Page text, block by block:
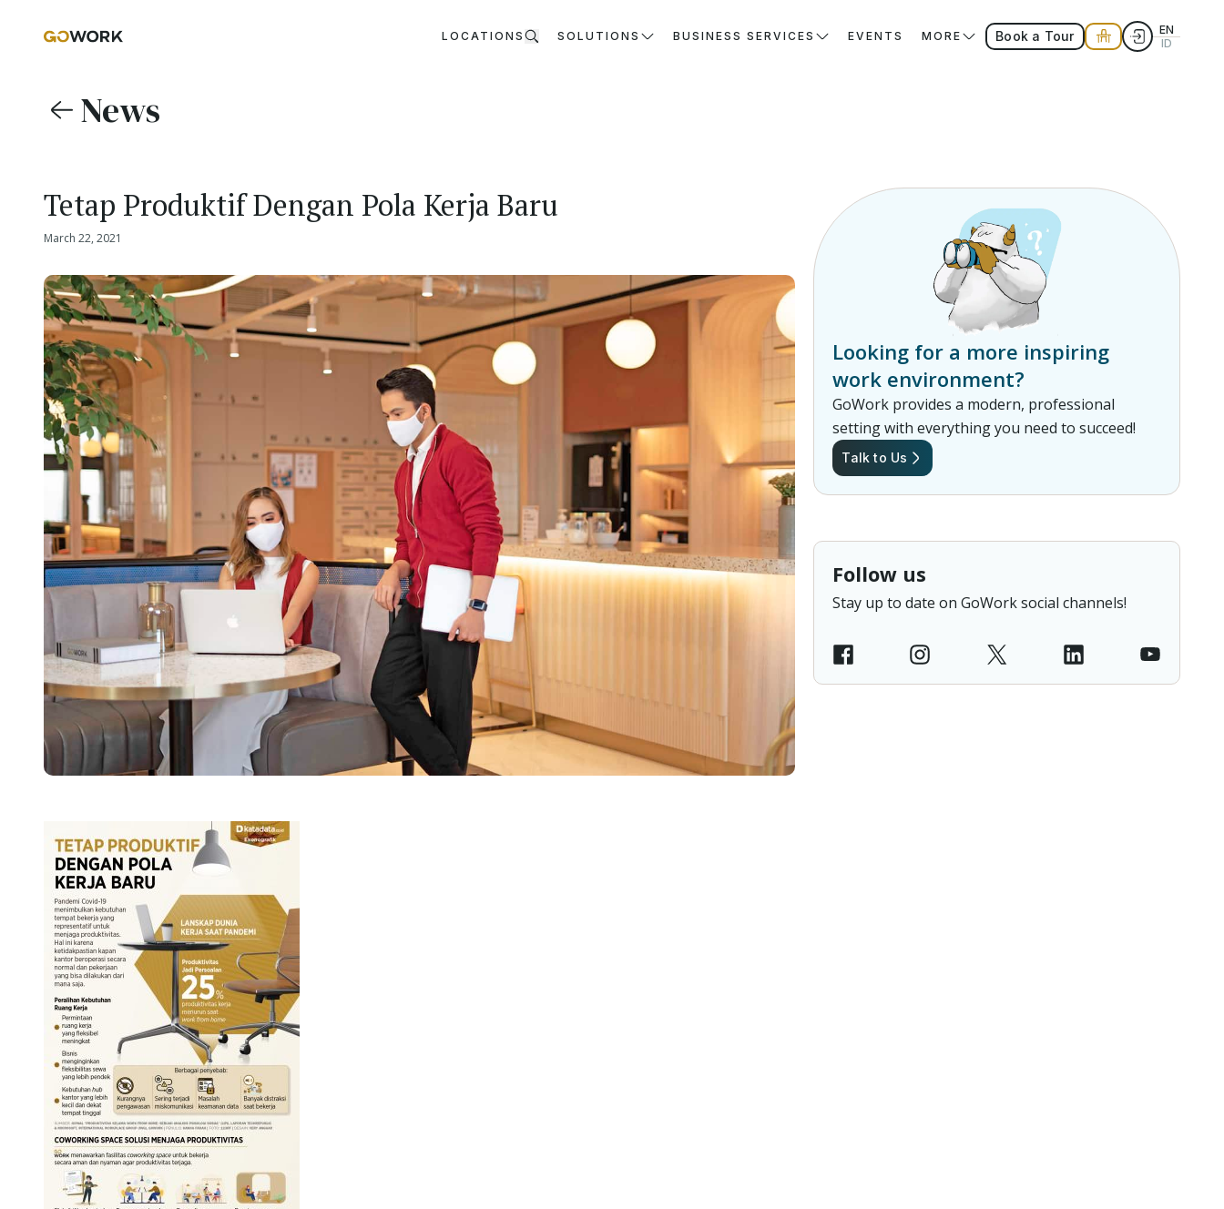
LOCATIONS SOLUTIONS BUSINESS SERVICES EVENTS MORE Book a Tour
EN
ID
News
Tetap Produktif Dengan Pola Kerja Baru
March 22, 2021
Looking for a more inspiring
work environment?
GoWork provides a modern, professional
setting with everything you need to succeed!
Talk to Us
Follow us
Stay up to date on GoWork social channels!